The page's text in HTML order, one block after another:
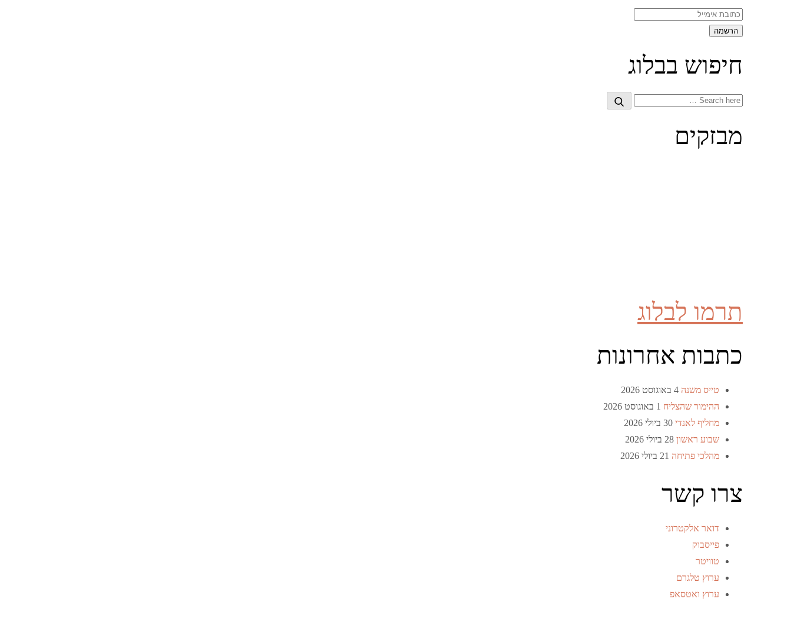
חיפוש בבלוג
Search
Search
מבזקים
תרמו לבלוג
כתבות אחרונות
טייס משנה 4 באוגוסט 2026
ההימור שהצליח 1 באוגוסט 2026
מחליף לאנדי 30 ביולי 2026
שבוע ראשון 28 ביולי 2026
מהלכי פתיחה 21 ביולי 2026
צרו קשר
דואר אלקטרוני
פייסבוק
טוויטר
ערוץ טלגרם
ערוץ ואטסאפ